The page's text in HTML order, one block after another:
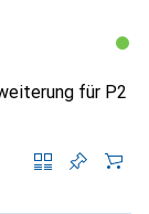
für P2